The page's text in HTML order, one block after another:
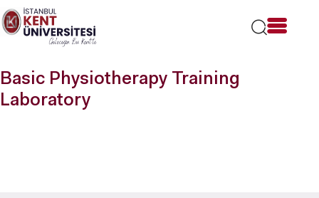
Lütfen
dikkat:
Bu
bir
erişilebilirlik
sistemi
Basic Physiotherapy Training
Laboratory